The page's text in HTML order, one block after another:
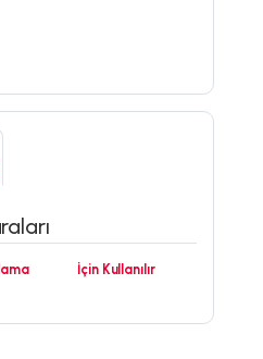
İçin Kullanılır